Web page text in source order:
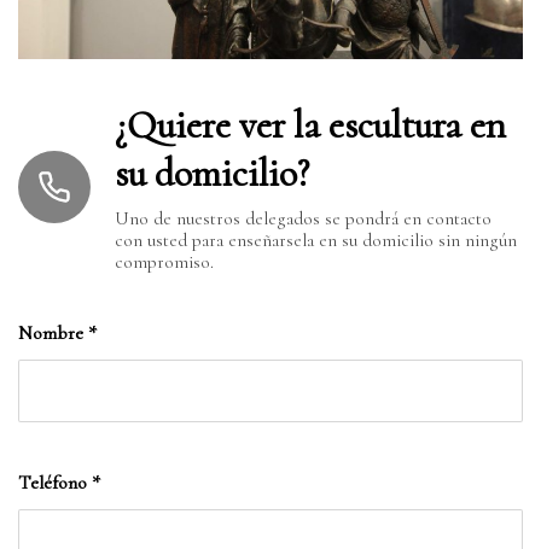
¿Quiere ver la escultura en
su domicilio?
Uno de nuestros delegados se pondrá en contacto
con usted para enseñarsela en su domicilio sin ningún
compromiso.
Nombre *
Teléfono *